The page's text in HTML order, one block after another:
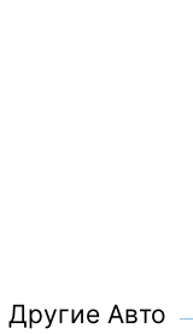
Другие Авто